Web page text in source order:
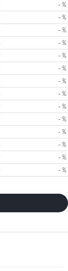
- %
- %
- %
- %
- %
- %
- %
- %
- %
- %
- %
- %
- %
- %